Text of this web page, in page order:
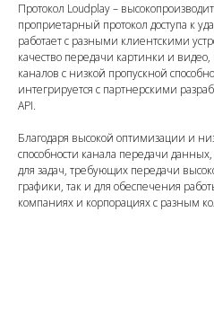
Протокол Loudplay –
проприетарный протокол доступа к
работает с разными клиентскими
качество передачи картинки и
каналов с низкой пропускной
интегрируется с партнерскими
API.
Благодаря высокой оптимизации и
способности канала передачи
для задач, требующих передачи
графики, так и для обеспечения
компаниях и корпорациях с разным